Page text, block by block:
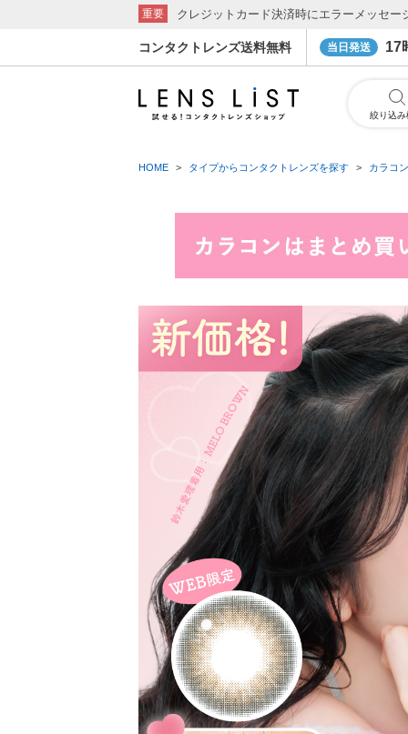
コンタクトレンズ送料無料 当日発送 17
重要 クレジットカード決済時にエラーメッセー
HOME タイプからコンタクトレンズを探す カラコ
絞り込み